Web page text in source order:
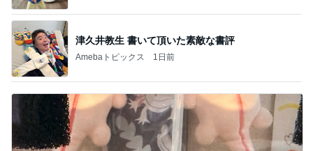
津久井教生 書いて頂いた素敵な書評
Amebaトピックス 1日前